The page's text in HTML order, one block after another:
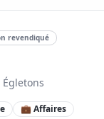
revendiqué
💼 Affaires